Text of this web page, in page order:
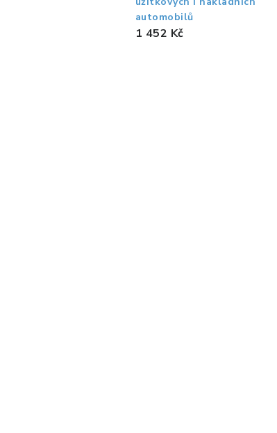
automobilů
1 452 Kč